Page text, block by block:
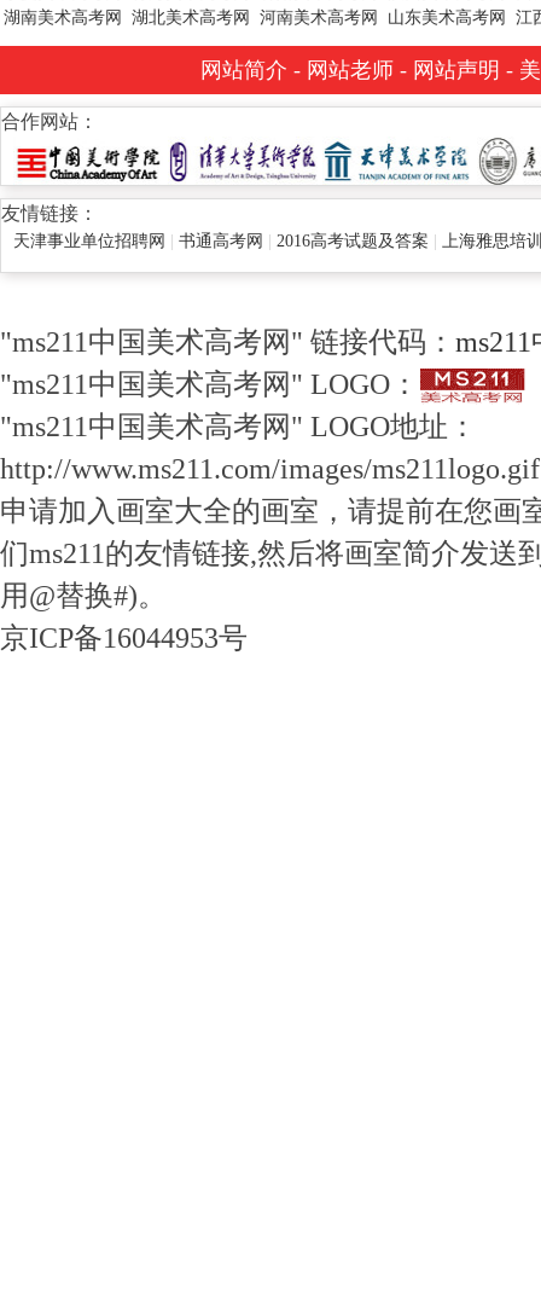
湖南美术高考网
湖北美术高考网 河南美术高考网 山东美术高考网 江
网站简介 - 网站老师 - 网站声明 -
合作网站：
友情链接：
天津事业单位招聘网 书通高考网 2016高考试题及答案 上海雅思培
"ms211中国美术高考网" 链接代码：
"ms211中国美术高考网" LOGO：
"ms211中国美术高考网" LOGO地址：
http://www.ms211.com/images/ms211logo.gif
申请加入画室大全的画室，请提前在您画
们ms211的友情链接,然后将画室简介发送
用@替换#)。
京ICP备16044953号